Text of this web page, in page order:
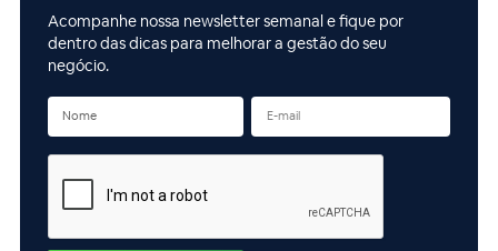
Acompanhe nossa newsletter semanal e fique por
dentro das dicas para melhorar a gestão do seu
negócio.